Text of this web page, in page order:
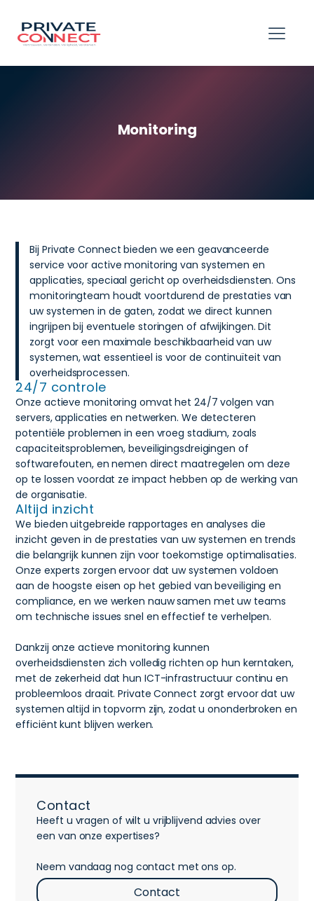
Monitoring
Bij Private Connect bieden we een geavanceerde
service voor active monitoring van systemen en
applicaties, speciaal gericht op overheidsdiensten. Ons
monitoringteam houdt voortdurend de prestaties van
uw systemen in de gaten, zodat we direct kunnen
ingrijpen bij eventuele storingen of afwijkingen. Dit
zorgt voor een maximale beschikbaarheid van uw
systemen, wat essentieel is voor de continuïteit van
overheidsprocessen.
24/7 controle
Onze actieve monitoring omvat het 24/7 volgen van
servers, applicaties en netwerken. We detecteren
potentiële problemen in een vroeg stadium, zoals
capaciteitsproblemen, beveiligingsdreigingen of
softwarefouten, en nemen direct maatregelen om deze
op te lossen voordat ze impact hebben op de werking van
de organisatie.
Altijd inzicht
We bieden uitgebreide rapportages en analyses die
inzicht geven in de prestaties van uw systemen en trends
die belangrijk kunnen zijn voor toekomstige optimalisaties.
Onze experts zorgen ervoor dat uw systemen voldoen
aan de hoogste eisen op het gebied van beveiliging en
compliance, en we werken nauw samen met uw teams
om technische issues snel en effectief te verhelpen.
Dankzij onze actieve monitoring kunnen
overheidsdiensten zich volledig richten op hun kerntaken,
met de zekerheid dat hun ICT-infrastructuur continu en
probleemloos draait. Private Connect zorgt ervoor dat uw
systemen altijd in topvorm zijn, zodat u ononderbroken en
efficiënt kunt blijven werken.
Contact
Heeft u vragen of wilt u vrijblijvend advies over
een van onze expertises?
Neem vandaag nog contact met ons op.
Contact